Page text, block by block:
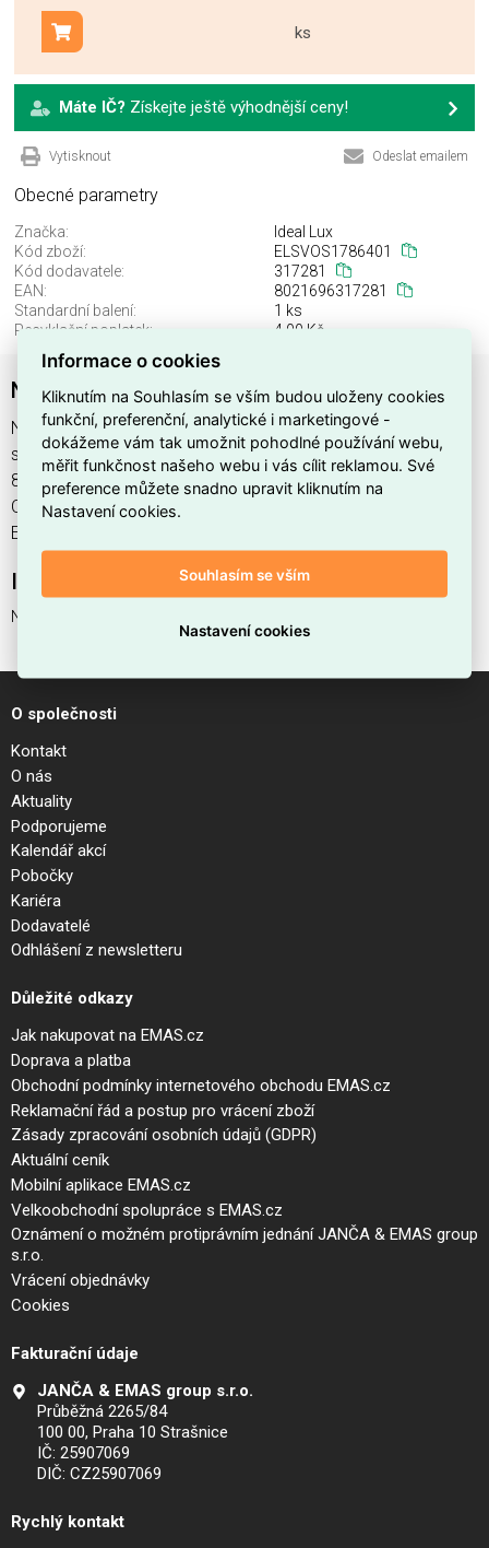
ks
Přidat do košíku
Máte IČ? Získejte ještě výhodnější ceny!
Vytisknout Odeslat emailem
Obecné parametry
Značka:
Ideal Lux
Kód zboží:
ELSVOS1786401
Kód dodavatele:
317281
EAN:
8021696317281
Standardní balení:
1 ks
Recyklační poplatek:
4,00 Kč
NET SP1 D34 ORO
NET SP1 D34 ORO najdete v kategoriích Svítidla, Svítidla,
světelné zdroje a LED osvětlení, výrobce Ideal Lux, EAN
8021696317281, kód dodavatele 317281. NET SP1 D34
ORO nabízíme od 1 ks. Kód EMAS NET SP1 D34 ORO je
ELSVOS1786401.
Interní název produktu
NET SP1 D34 ORO
O společnosti
Kontakt
O nás
Aktuality
Podporujeme
Kalendář akcí
Pobočky
Kariéra
Dodavatelé
Odhlášení z newsletteru
Důležité odkazy
Jak nakupovat na EMAS.cz
Doprava a platba
Obchodní podmínky internetového obchodu EMAS.cz
Reklamační řád a postup pro vrácení zboží
Zásady zpracování osobních údajů (GDPR)
Aktuální ceník
Mobilní aplikace EMAS.cz
Velkoobchodní spolupráce s EMAS.cz
Oznámení o možném protiprávním jednání JANČA & EMAS group
s.r.o.
Vrácení objednávky
Cookies
Fakturační údaje
JANČA & EMAS group s.r.o.
Průběžná 2265/84
100 00, Praha 10 Strašnice
IČ: 25907069
DIČ: CZ25907069
Rychlý kontakt
Informace o cookies
Kliknutím na Souhlasím se vším budou uloženy cookies
funkční, preferenční, analytické i marketingové -
dokážeme vám tak umožnit pohodlné používání webu,
měřit funkčnost našeho webu i vás cílit reklamou. Své
preference můžete snadno upravit kliknutím na
Nastavení cookies.
Souhlasím se vším
Nastavení cookies